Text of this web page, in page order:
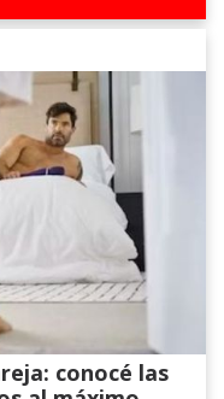
conocé las